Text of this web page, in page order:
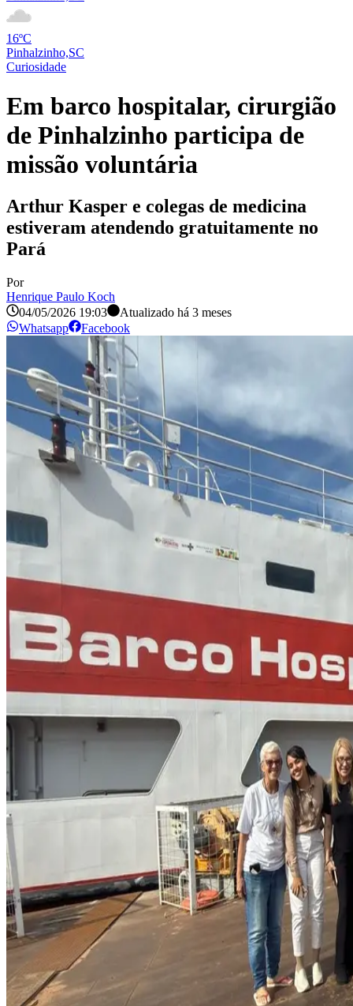
16ºC
Pinhalzinho,SC
Curiosidade
Em barco hospitalar, cirurgião
de Pinhalzinho participa de
missão voluntária
Arthur Kasper e colegas de medicina
estiveram atendendo gratuitamente no
Pará
Por
Henrique Paulo Koch
04/05/2026 19:03
Atualizado há 3 meses
Whatsapp
Facebook